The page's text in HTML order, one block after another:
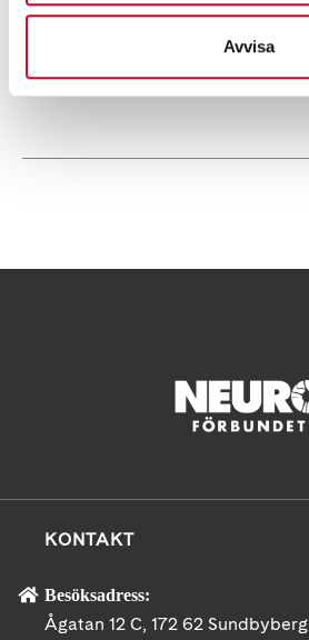
Avvisa
KONTAKT
Besöksadress:
Ågatan 12 C, 172 62 Sundbyberg